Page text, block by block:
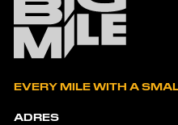
EVERY MILE WITH A
ADRES